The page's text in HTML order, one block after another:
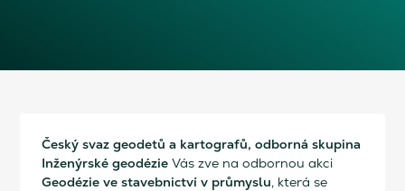
Český svaz geodetů a kartografů, odborná skupina
Inženýrské geodézie Vás zve na odbornou akci
Geodézie ve stavebnictví v průmyslu, která se